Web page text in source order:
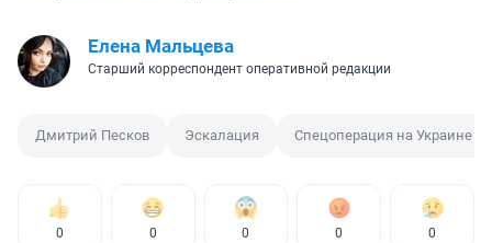
Елена Мальцева
Старший корреспондент оперативной редакции
Дмитрий Песков Эскалация Спецоперация на Украине
0 0 0 0 0